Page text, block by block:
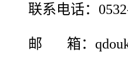
联系电话：
邮 箱：